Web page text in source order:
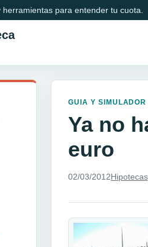
para entender tu cuota.
GUIA Y SIMULADOR
Ya no
euro
02/03/2012Hipotecas